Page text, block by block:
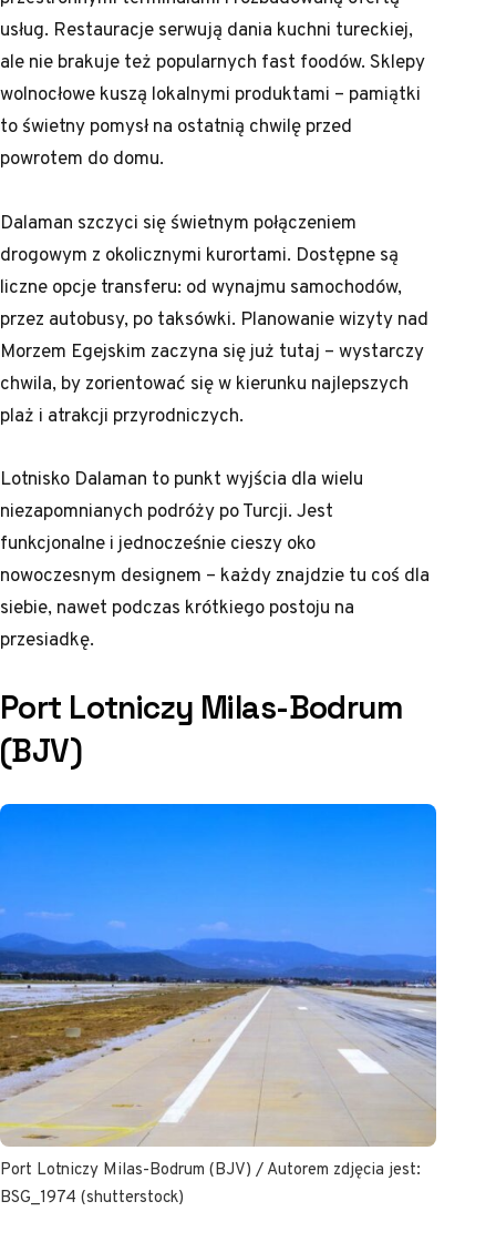
usług. Restauracje serwują dania kuchni tureckiej,
ale nie brakuje też popularnych fast foodów. Sklepy
wolnocłowe kuszą lokalnymi produktami – pamiątki
to świetny pomysł na ostatnią chwilę przed
powrotem do domu.
Dalaman szczyci się świetnym połączeniem
drogowym z okolicznymi kurortami. Dostępne są
liczne opcje transferu: od wynajmu samochodów,
przez autobusy, po taksówki. Planowanie wizyty nad
Morzem Egejskim zaczyna się już tutaj – wystarczy
chwila, by zorientować się w kierunku najlepszych
plaż i atrakcji przyrodniczych.
Lotnisko Dalaman to punkt wyjścia dla wielu
niezapomnianych podróży po Turcji. Jest
funkcjonalne i jednocześnie cieszy oko
nowoczesnym designem – każdy znajdzie tu coś dla
siebie, nawet podczas krótkiego postoju na
przesiadkę.
Port Lotniczy Milas-Bodrum
(BJV)
Port Lotniczy Milas-Bodrum (BJV) / Autorem zdjęcia jest:
BSG_1974 (shutterstock)